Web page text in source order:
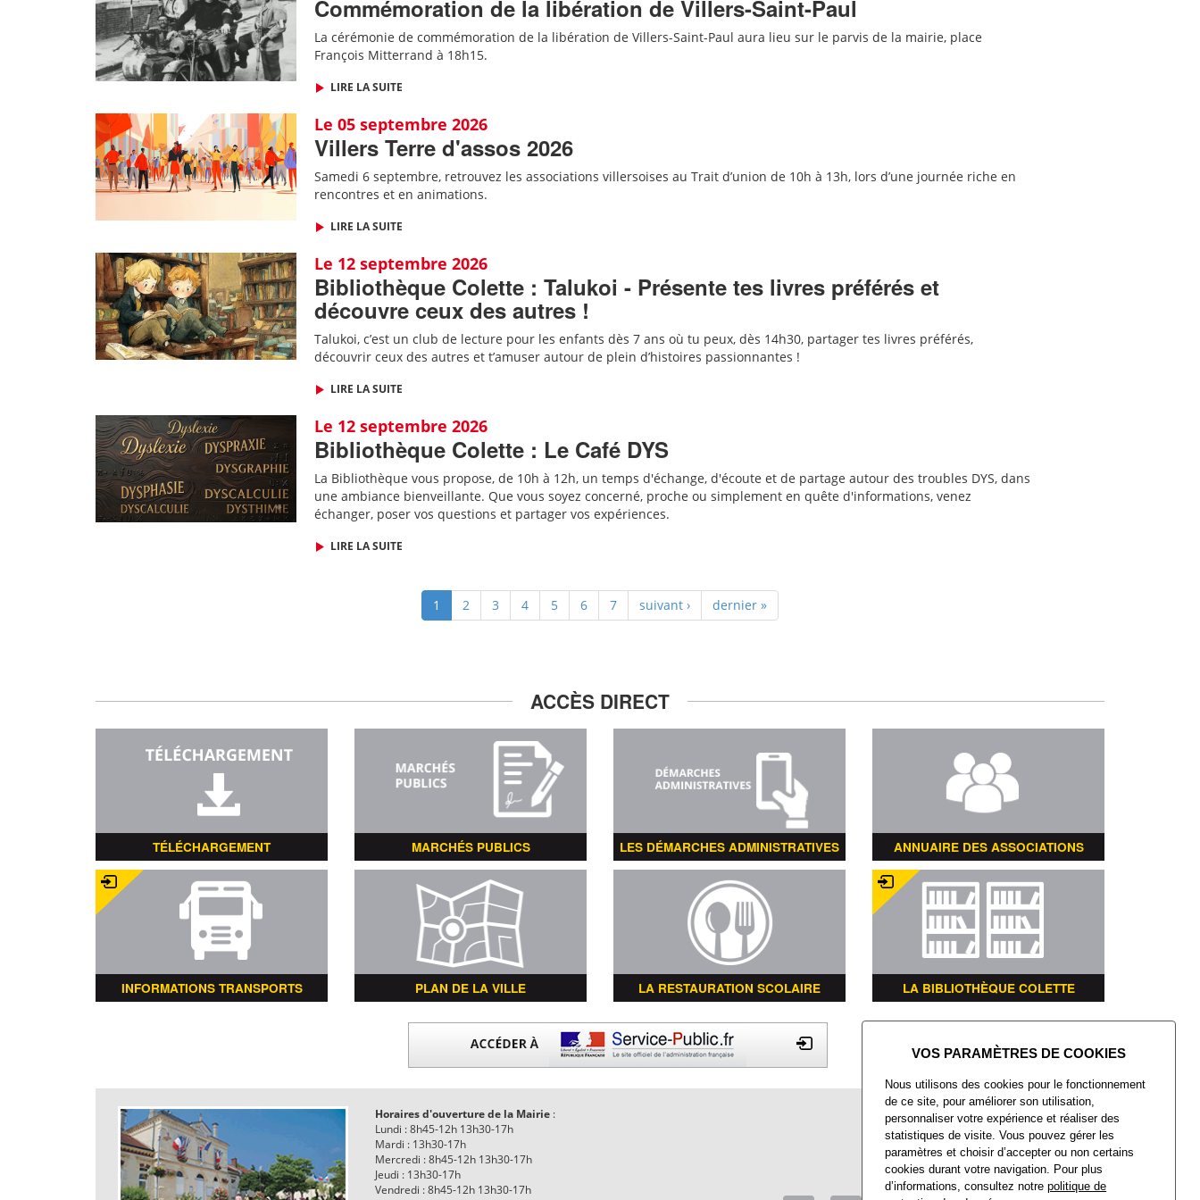
Commémoration de la libération de Villers-Saint-Paul
La cérémonie de commémoration de la libération de Villers-Saint-Paul aura lieu sur le parvis de la mairie, place
François Mitterrand à 18h15.
LIRE LA SUITE
Le 05 septembre 2026
Villers Terre d'assos 2026
Samedi 6 septembre, retrouvez les associations villersoises au Trait d’union de 10h à 13h, lors d’une journée riche en
rencontres et en animations.
LIRE LA SUITE
Le 12 septembre 2026
Bibliothèque Colette : Talukoi - Présente tes livres préférés et
découvre ceux des autres !
Talukoi, c’est un club de lecture pour les enfants dès 7 ans où tu peux, dès 14h30, partager tes livres préférés,
découvrir ceux des autres et t’amuser autour de plein d’histoires passionnantes !
LIRE LA SUITE
Le 12 septembre 2026
Bibliothèque Colette : Le Café DYS
La Bibliothèque vous propose, de 10h à 12h, un temps d'échange, d'écoute et de partage autour des troubles DYS, dans
une ambiance bienveillante. Que vous soyez concerné, proche ou simplement en quête d'informations, venez
échanger, poser vos questions et partager vos expériences.
LIRE LA SUITE
1 2 3 4 5 6 7 suivant › dernier »
ACCÈS DIRECT
TÉLÉCHARGEMENT MARCHÉS PUBLICS LES DÉMARCHES ADMINISTRATIVES ANNUAIRE DES ASSOCIATIONS
INFORMATIONS TRANSPORTS PLAN DE LA VILLE LA RESTAURATION SCOLAIRE LA BIBLIOTHÈQUE COLETTE
Horaires d'ouverture de la Mairie:
Lundi : 8h45-12h 13h30-17h
Mardi : 13h30-17h
Mercredi : 8h45-12h 13h30-17h
Jeudi : 13h30-17h
Vendredi : 8h45-12h 13h30-17h
Mairie de Villers-Saint-Paul
Place François Mitterrand
Villers-Saint-Paul
60872 Rieux CEDEX
Tél : 03 44 74 48 40
Nous utilisons des cookies pour le fonctionnement
de ce site, pour améliorer son utilisation,
personnaliser votre expérience et réaliser des
statistiques de visite. Vous pouvez gérer les
paramètres et choisir d’accepter ou non certains
cookies durant votre navigation. Pour plus
d’informations, consultez notrepolitique de